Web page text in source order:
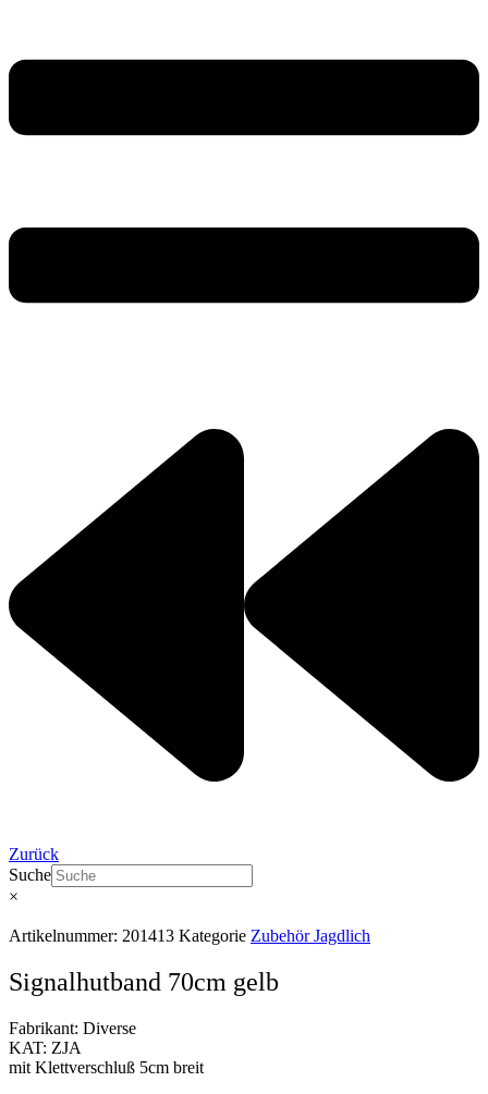
Zurück
Suche
×
Artikelnummer: 201413 Kategorie Zubehör Jagdlich
Signalhutband 70cm gelb
Fabrikant: Diverse
KAT: ZJA
mit Klettverschluß 5cm breit